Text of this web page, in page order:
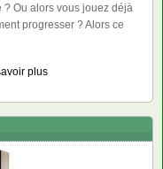
? Ou alors vous jouez déjà
progresser ? Alors ce
plus